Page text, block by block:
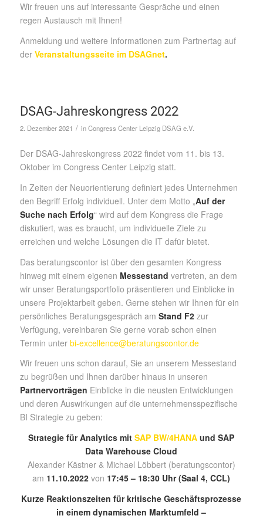
Wir freuen uns auf interessante Gespräche und einen
regen Austausch mit Ihnen!
Anmeldung und weitere Informationen zum Partnertag auf
der Veranstaltungsseite im DSAGnet.
DSAG-Jahreskongress 2022
2. Dezember 2021 / inCongress Center Leipzig DSAG e.V.
Der DSAG-Jahreskongress 2022 findet vom 11. bis 13.
Oktober im Congress Center Leipzig statt.
In Zeiten der Neuorientierung definiert jedes Unternehmen
den Begriff Erfolg individuell. Unter dem Motto „Auf der
Suche nach Erfolg“ wird auf dem Kongress die Frage
diskutiert, was es braucht, um individuelle Ziele zu
erreichen und welche Lösungen die IT dafür bietet.
Das beratungscontor ist über den gesamten Kongress
hinweg mit einem eigenen Messestand vertreten, an dem
wir unser Beratungsportfolio präsentieren und Einblicke in
unsere Projektarbeit geben. Gerne stehen wir Ihnen für ein
persönliches Beratungsgespräch am Stand F2zur
Verfügung, vereinbaren Sie gerne vorab schon einen
Termin unter bi-excellence@beratungscontor.de
Wir freuen uns schon darauf, Sie an unserem Messestand
zu begrüßen und Ihnen darüber hinaus in unseren
Partnervorträgen Einblicke in die neusten Entwicklungen
und deren Auswirkungen auf die unternehmensspezifische
BI Strategie zu geben:
Strategie für Analytics mitSAP BW/4HANA und SAP
Data Warehouse Cloud
Alexander Kästner & Michael Löbbert (beratungscontor)
am 11.10.2022von 17:45 – 18:30 Uhr (Saal 4,CCL)
Kurze Reaktionszeiten für kritische Geschäftsprozesse
in einem dynamischen Marktumfeld –